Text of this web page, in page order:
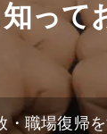
って
・職場復帰